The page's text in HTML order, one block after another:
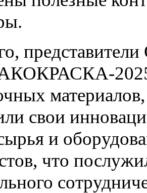
2025,
свои
и
что